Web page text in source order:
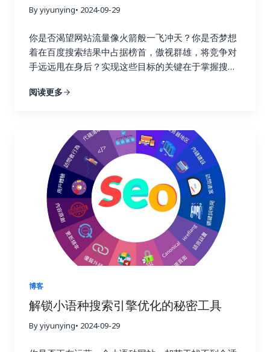
命中了目标，哪些策略需要调整。通过追踪链接建设
真正有效的策略上，从而最大化投资回报率，就像一
个精明的投资者，会仔细分析市场行情，选择最具潜
力的投资项目。 更重要的是，追踪链接建设效果可以
过哪些链接访问你的网站，他们在你的网站上停留了
大的商业价值。通过分析这些数据，你可以更好地理
解用户的需求和痛点，优化网站内容和用户体验，最
终提高转化率，实现业务的持续增长。这不仅仅是简
单的流量获取，而是将流量转化为实际的商业价值，
最终实现盈利。 二、 如何选择合适的链接建设追踪
工具？ 市面上有很多链接建设追踪工具，它们的功能
和价格各不相同。选择合适的工具至关重要，就像一
个工匠需要选择合适的工具才能更好地完成工作一
样。在选择工具之前，你需要明确自己的需求和预
算。有些工具功能强大，但价格昂贵；有些工具功能
简单，但价格亲民。你需要根据自己的实际情况，权
衡利弊，选择最合适的工具。 以下是一些常用的链接
建设追踪工具，以及它们的优缺点： 除了以上这些工
具之外，还有其他一些工具也值得考虑，例如
By yiyunying• 2024-09-29
你是否渴望网站流量像火箭般一飞冲天？你是否梦想
着在百度搜索结果中占据榜首，傲视群雄，将竞争对
手远远甩在身后？实现这些目标的关键在于掌握搜索
节！不要再浪费宝贵的时间和精力在低效的搜索引擎
Buzzsumo 这三大神器，轻松提升链接建设效率，让
你的网站在竞争激烈的线上世界中脱颖而出，成为行
业领军者！ 一、链接建设的重要性：为什么它如此重
要？ 在搜索引擎优化这个复杂而精妙的领域中，链接
就好比一张张珍贵的选票，每一张都代表着对你网站
权威性和可信度的认可。高质量的链接越多，搜索引
擎就越信任你的网站，你的排名自然也就越高。这就
好比现实生活中的社交圈，朋友越多，人脉越广，你
的影响力也就越大。链接建设不仅仅关乎排名，更关
乎你的在线业务的整体成功与长远发展。一个强大的
链接配置文件不仅可以带来更高的品牌知名度和更多
的推荐流量，更能建立起坚实的用户信任，为你的业
务带来持续的增长动力。忽视链接建设，就像建造一
座空中楼阁，看似华丽，实则根基不稳，随时可能坍
阅读更多
博客
解锁小语种搜索引擎优化的秘密工具
By yiyunying• 2024-09-29